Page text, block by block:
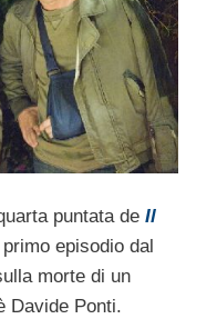
puntata de Il
episodio dal
morte di un
Davide Ponti.